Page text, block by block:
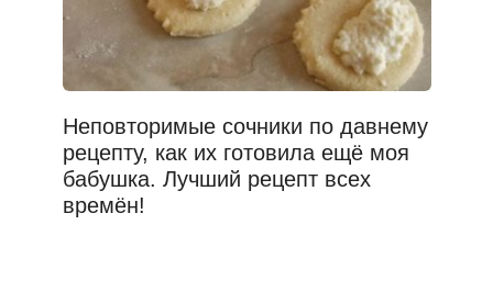
Неповторимые сочники по давнему
рецепту, как их готовила ещё моя
бабушка. Лучший рецепт всех
времён!